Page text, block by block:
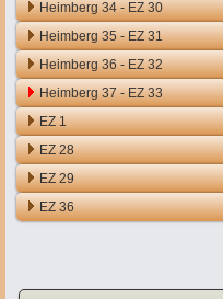
Heimberg 34 - EZ 30
Heimberg 35 - EZ 31
Heimberg 36 - EZ 32
Heimberg 37 - EZ 33
EZ 1
EZ 28
EZ 29
EZ 36